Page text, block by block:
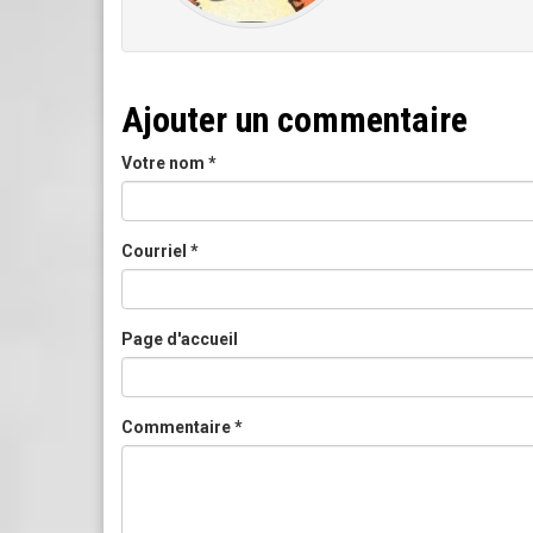
Ajouter un commentaire
Votre nom *
Courriel *
Page d'accueil
Commentaire*